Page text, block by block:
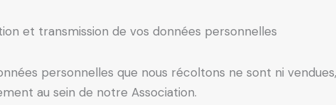
et transmission de vos données personnelles
personnelles que nous récoltons ne sont ni
au sein de notre Association.